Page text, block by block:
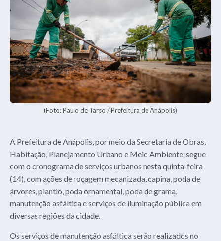
(Foto: Paulo de Tarso / Prefeitura de Anápolis)
A Prefeitura de Anápolis, por meio da Secretaria de Obras,
Habitação, Planejamento Urbano e Meio Ambiente, segue
com o cronograma de serviços urbanos nesta quinta-feira
(14), com ações de roçagem mecanizada, capina, poda de
árvores, plantio, poda ornamental, poda de grama,
manutenção asfáltica e serviços de iluminação pública em
diversas regiões da cidade.
Os serviços de manutenção asfáltica serão realizados no